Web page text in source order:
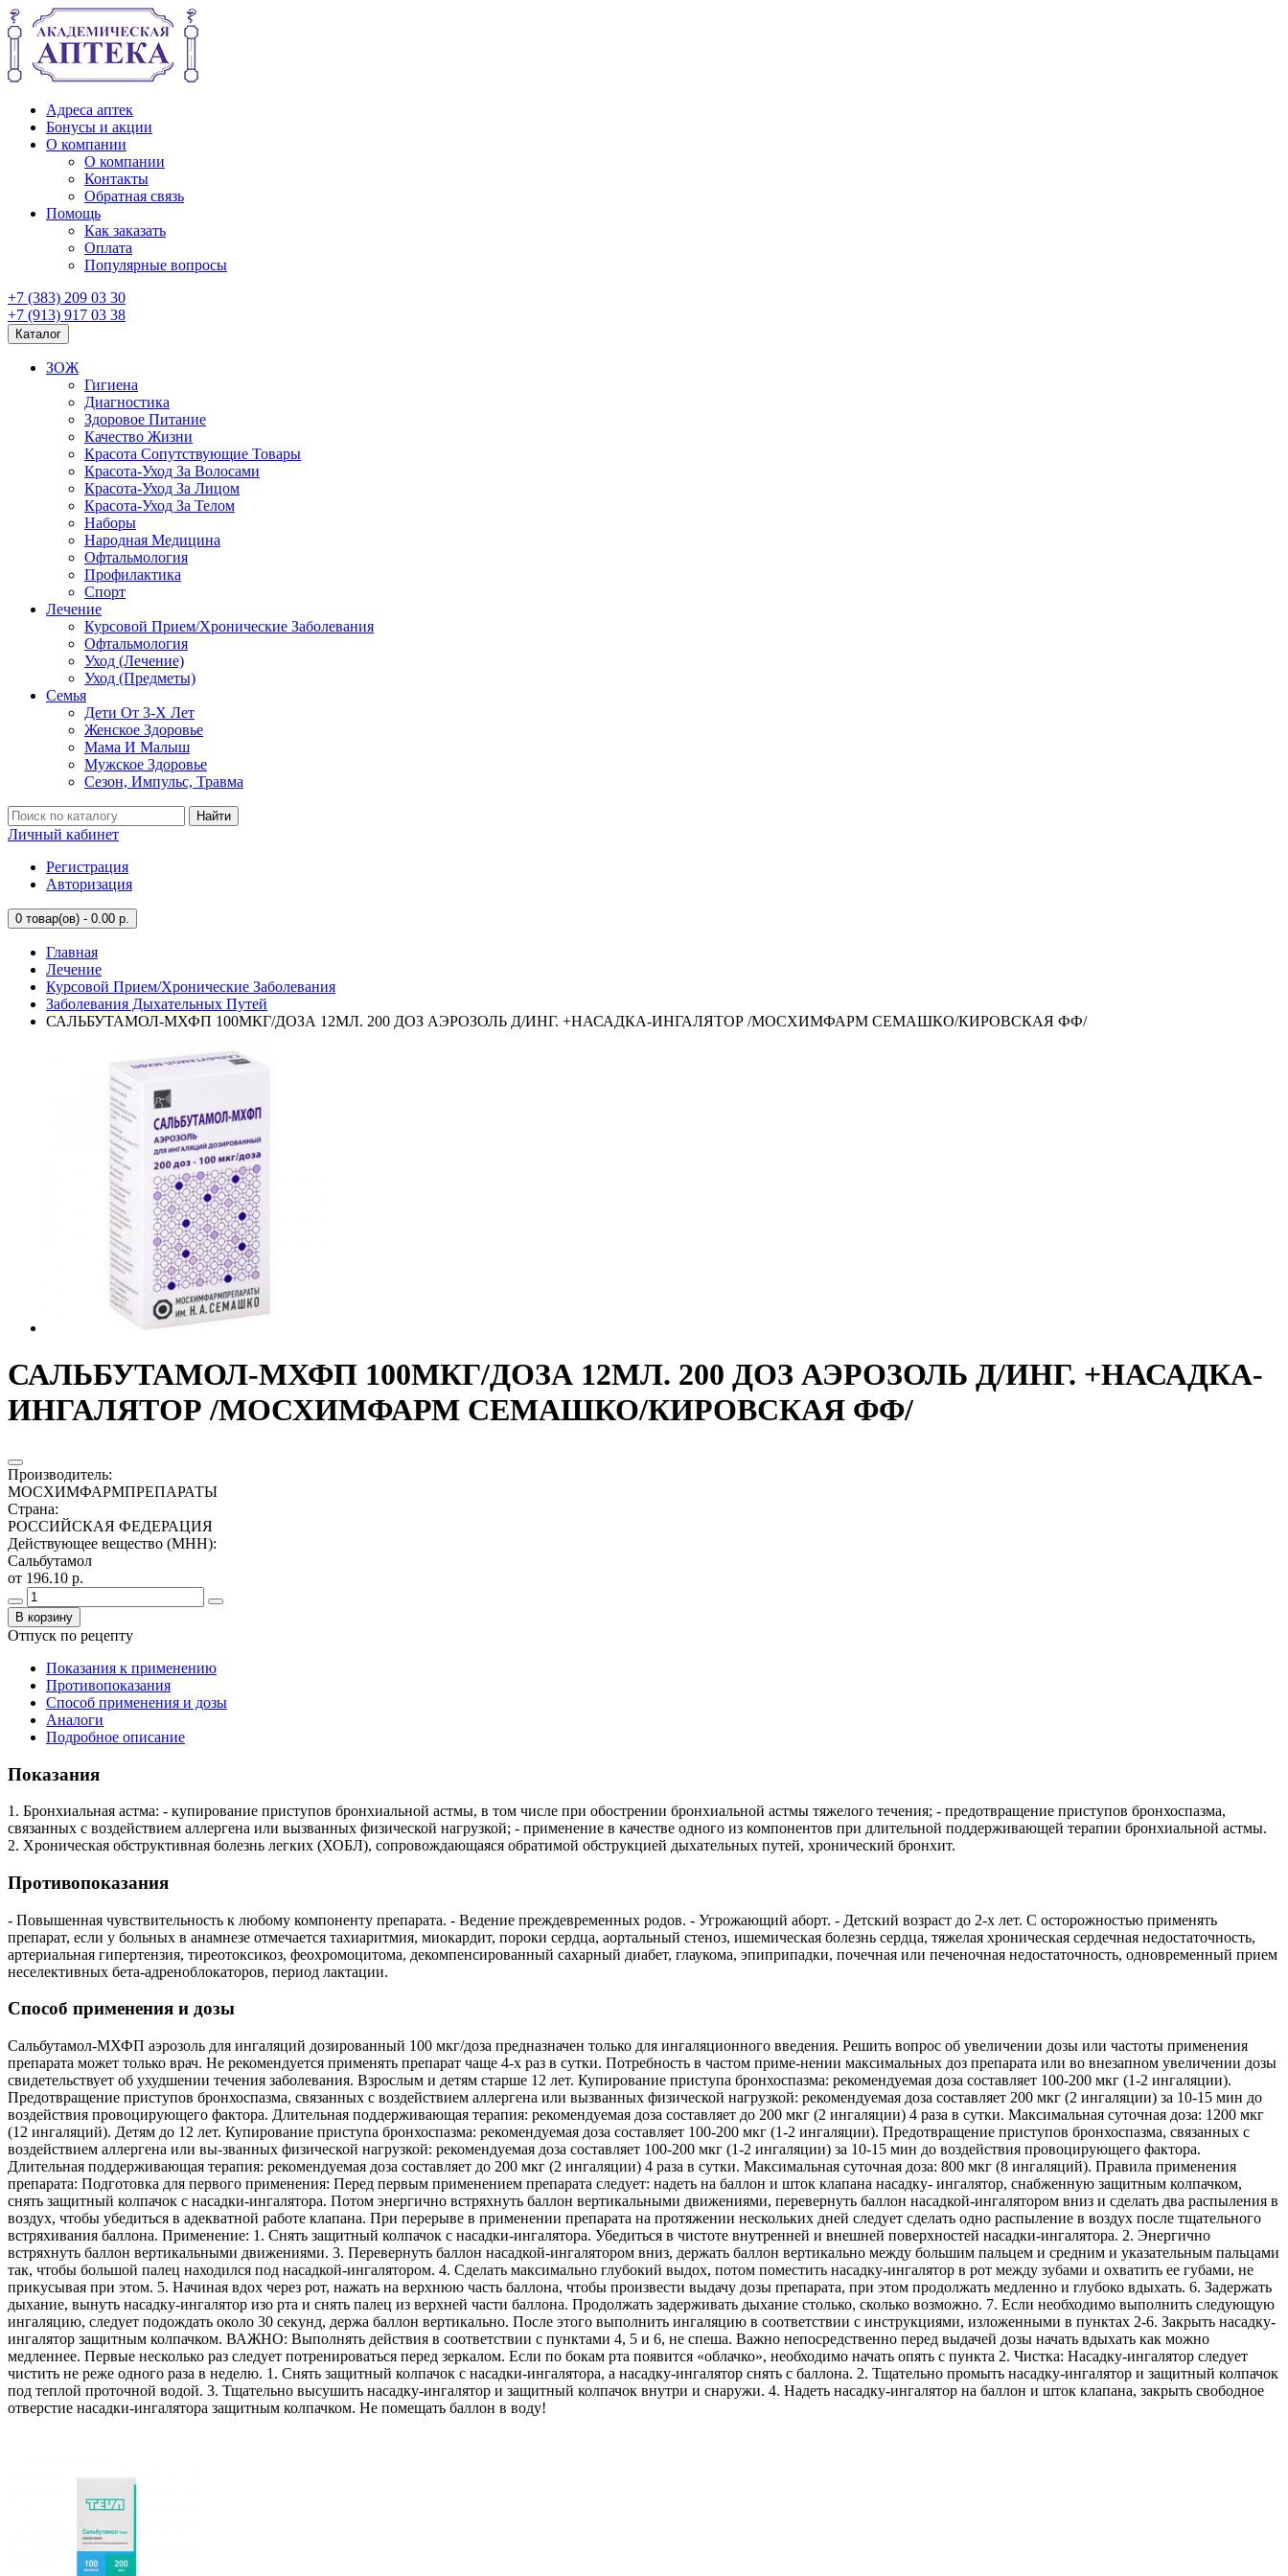
Адреса аптек
Бонусы и акции
О компании
О компании
Контакты
Обратная связь
Помощь
Как заказать
Оплата
Популярные вопросы
+7 (383) 209 03 30
+7 (913) 917 03 38
Каталог
ЗОЖ
Гигиена
Диагностика
Здоровое Питание
Качество Жизни
Красота Сопутствующие Товары
Красота-Уход За Волосами
Красота-Уход За Лицом
Красота-Уход За Телом
Наборы
Народная Медицина
Офтальмология
Профилактика
Спорт
Лечение
Курсовой Прием/Хронические Заболевания
Офтальмология
Уход (Лечение)
Уход (Предметы)
Семья
Дети От 3-Х Лет
Женское Здоровье
Мама И Малыш
Мужское Здоровье
Сезон, Импульс, Травма
Найти
Личный кабинет
Регистрация
Авторизация
0 товар(ов) - 0.00 р.
Главная
Лечение
Курсовой Прием/Хронические Заболевания
Заболевания Дыхательных Путей
САЛЬБУТАМОЛ-МХФП 100МКГ/ДОЗА 12МЛ. 200 ДОЗ АЭРОЗОЛЬ Д/ИНГ. +НАСАДКА-ИНГАЛЯТОР /МОСХИМФАРМ СЕМАШКО/КИРОВСКАЯ ФФ/
САЛЬБУТАМОЛ-МХФП 100МКГ/ДОЗА 12МЛ. 200 ДОЗ АЭРОЗОЛЬ Д/ИНГ. +НАСАДКА-
ИНГАЛЯТОР /МОСХИМФАРМ СЕМАШКО/КИРОВСКАЯ ФФ/
Производитель:
МОСХИМФАРМПРЕПАРАТЫ
Страна:
РОССИЙСКАЯ ФЕДЕРАЦИЯ
Действующее вещество (МНН):
Сальбутамол
от 196.10 р.
В корзину
Отпуск по рецепту
Показания к применению
Противопоказания
Способ применения и дозы
Аналоги
Подробное описание
Показания
1. Бронхиальная астма: - купирование приступов бронхиальной астмы, в том числе при обострении бронхиальной астмы тяжелого течения; - предотвращение приступов бронхоспазма,
связанных с воздействием аллергена или вызванных физической нагрузкой; - применение в качестве одного из компонентов при длительной поддерживающей терапии бронхиальной астмы.
2. Хроническая обструктивная болезнь легких (ХОБЛ), сопровождающаяся обратимой обструкцией дыхательных путей, хронический бронхит.
Противопоказания
- Повышенная чувствительность к любому компоненту препарата. - Ведение преждевременных родов. - Угрожающий аборт. - Детский возраст до 2-х лет. С осторожностью применять
препарат, если у больных в анамнезе отмечается тахиаритмия, миокардит, пороки сердца, аортальный стеноз, ишемическая болезнь сердца, тяжелая хроническая сердечная недостаточность,
артериальная гипертензия, тиреотоксикоз, феохромоцитома, декомпенсированный сахарный диабет, глаукома, эпиприпадки, почечная или печеночная недостаточность, одновременный прием
неселективных бета-адреноблокаторов, период лактации.
Способ применения и дозы
Сальбутамол-МХФП аэрозоль для ингаляций дозированный 100 мкг/доза предназначен только для ингаляционного введения. Решить вопрос об увеличении дозы или частоты применения
препарата может только врач. Не рекомендуется применять препарат чаще 4-х раз в сутки. Потребность в частом приме-нении максимальных доз препарата или во внезапном увеличении дозы
свидетельствует об ухудшении течения заболевания. Взрослым и детям старше 12 лет. Купирование приступа бронхоспазма: рекомендуемая доза составляет 100-200 мкг (1-2 ингаляции).
Предотвращение приступов бронхоспазма, связанных с воздействием аллергена или вызванных физической нагрузкой: рекомендуемая доза составляет 200 мкг (2 ингаляции) за 10-15 мин до
воздействия провоцирующего фактора. Длительная поддерживающая терапия: рекомендуемая доза составляет до 200 мкг (2 ингаляции) 4 раза в сутки. Максимальная суточная доза: 1200 мкг
(12 ингаляций). Детям до 12 лет. Купирование приступа бронхоспазма: рекомендуемая доза составляет 100-200 мкг (1-2 ингаляции). Предотвращение приступов бронхоспазма, связанных с
воздействием аллергена или вы-званных физической нагрузкой: рекомендуемая доза составляет 100-200 мкг (1-2 ингаляции) за 10-15 мин до воздействия провоцирующего фактора.
Длительная поддерживающая терапия: рекомендуемая доза составляет до 200 мкг (2 ингаляции) 4 раза в сутки. Максимальная суточная доза: 800 мкг (8 ингаляций). Правила применения
препарата: Подготовка для первого применения: Перед первым применением препарата следует: надеть на баллон и шток клапана насадку- ингалятор, снабженную защитным колпачком,
снять защитный колпачок с насадки-ингалятора. Потом энергично встряхнуть баллон вертикальными движениями, перевернуть баллон насадкой-ингалятором вниз и сделать два распыления в
воздух, чтобы убедиться в адекватной работе клапана. При перерыве в применении препарата на протяжении нескольких дней следует сделать одно распыление в воздух после тщательного
встряхивания баллона. Применение: 1. Снять защитный колпачок с насадки-ингалятора. Убедиться в чистоте внутренней и внешней поверхностей насадки-ингалятора. 2. Энергично
встряхнуть баллон вертикальными движениями. 3. Перевернуть баллон насадкой-ингалятором вниз, держать баллон вертикально между большим пальцем и средним и указательным пальцами
так, чтобы большой палец находился под насадкой-ингалятором. 4. Сделать максимально глубокий выдох, потом поместить насадку-ингалятор в рот между зубами и охватить ее губами, не
прикусывая при этом. 5. Начиная вдох через рот, нажать на верхнюю часть баллона, чтобы произвести выдачу дозы препарата, при этом продолжать медленно и глубоко вдыхать. 6. Задержать
дыхание, вынуть насадку-ингалятор изо рта и снять палец из верхней части баллона. Продолжать задерживать дыхание столько, сколько возможно. 7. Если необходимо выполнить следующую
ингаляцию, следует подождать около 30 секунд, держа баллон вертикально. После этого выполнить ингаляцию в соответствии с инструкциями, изложенными в пунктах 2-6. Закрыть насадку-
ингалятор защитным колпачком. ВАЖНО: Выполнять действия в соответствии с пунктами 4, 5 и 6, не спеша. Важно непосредственно перед выдачей дозы начать вдыхать как можно
медленнее. Первые несколько раз следует потренироваться перед зеркалом. Если по бокам рта появится «облачко», необходимо начать опять с пункта 2. Чистка: Насадку-ингалятор следует
чистить не реже одного раза в неделю. 1. Снять защитный колпачок с насадки-ингалятора, а насадку-ингалятор снять с баллона. 2. Тщательно промыть насадку-ингалятор и защитный колпачок
под теплой проточной водой. 3. Тщательно высушить насадку-ингалятор и защитный колпачок внутри и снаружи. 4. Надеть насадку-ингалятор на баллон и шток клапана, закрыть свободное
отверстие насадки-ингалятора защитным колпачком. Не помещать баллон в воду!